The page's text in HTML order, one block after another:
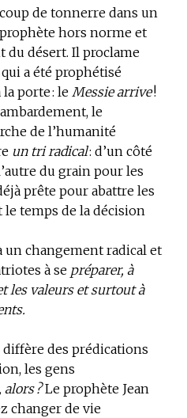
de tonnerre dans un
hors norme et
du désert. Il proclame
a été prophétisé
porte : le Messie arrive!
le
de l’humanité
un tri radical: d’un côté
du grain pour les
prête pour abattre les
le temps de la décision
changement radical et
à se préparer, à
les valeurs et surtout à
diffère des prédications
les gens
alors ?Le prophète Jean
changer de vie